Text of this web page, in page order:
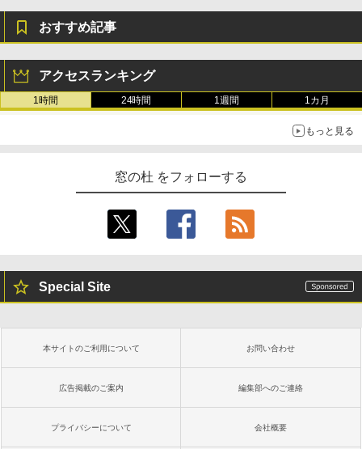
おすすめ記事
アクセスランキング
1時間 24時間 1週間 1カ月
もっと見る
窓の杜 をフォローする
Special Site
本サイトのご利用について お問い合わせ
広告掲載のご案内 編集部へのご連絡
プライバシーについて 会社概要